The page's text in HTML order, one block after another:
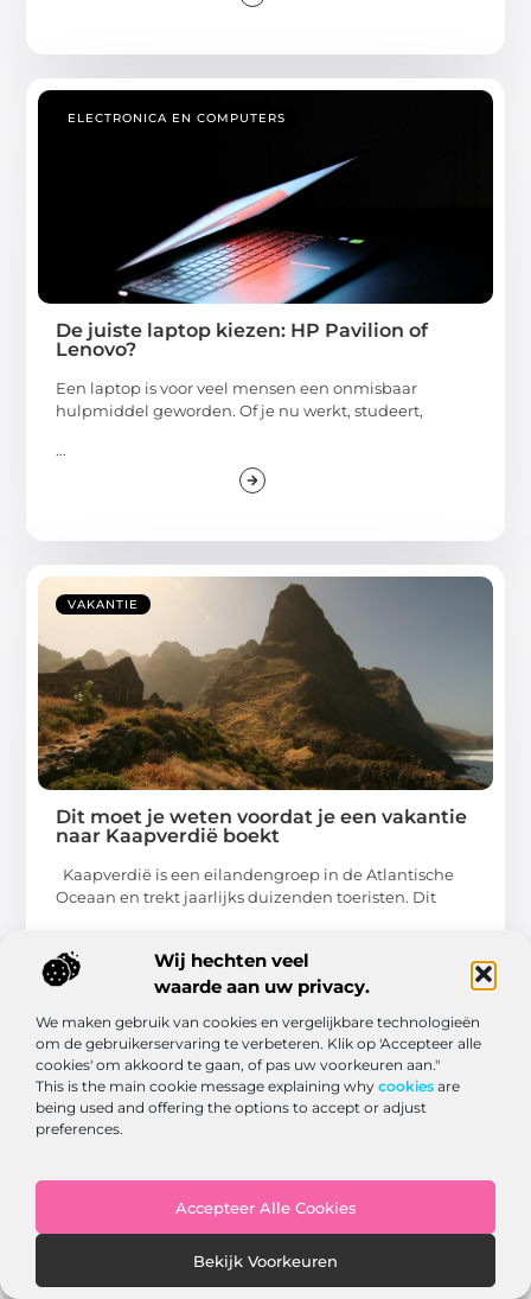
Wij hechten veel
waarde aan uw privacy.
We maken gebruik van cookies en vergelijkbare technologieën
om de gebruikerservaring te verbeteren. Klik op 'Accepteer alle
cookies' om akkoord te gaan, of pas uw voorkeuren aan."
This is the main cookie message explaining why cookies are
being used and offering the options to accept or adjust
preferences.
Accepteer Alle Cookies
Bekijk Voorkeuren
ELECTRONICA EN COMPUTERS
De juiste laptop kiezen: HP Pavilion of
Lenovo?
Een laptop is voor veel mensen een onmisbaar
hulpmiddel geworden. Of je nu werkt, studeert,
...
VAKANTIE
Dit moet je weten voordat je een vakantie
naar Kaapverdië boekt
Kaapverdië is een eilandengroep in de Atlantische
Oceaan en trekt jaarlijks duizenden toeristen. Dit
BLOG